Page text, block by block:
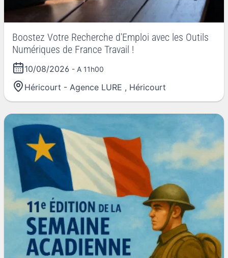
Boostez Votre Recherche d'Emploi avec les Outils
Numériques de France Travail !
10/08/2026 - A 11h00
Héricourt - Agence LURE , Héricourt